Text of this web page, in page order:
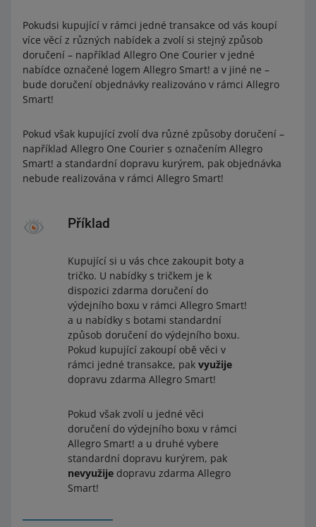
Pokudsi kupující v rámci jedné transakce od vás koupí
více věcí z různých nabídek a zvolí si stejný způsob
doručení – například Allegro One Courier v jedné
nabídce označené logem Allegro Smart! a v jiné ne –
bude doručení objednávky realizováno v rámci Allegro
Smart!
Pokud však kupující zvolí dva různé způsoby doručení –
například Allegro One Courier s označením Allegro
Smart! a standardní dopravu kurýrem, pak objednávka
nebude realizována v rámci Allegro Smart!
Příklad
Kupující si u vás chce zakoupit boty a
tričko. U nabídky s tričkem je k
dispozici zdarma doručení do
výdejního boxu v rámci Allegro Smart!
a u nabídky s botami standardní
způsob doručení do výdejního boxu.
Pokud kupující zakoupí obě věci v
rámci jedné transakce, pak využije
dopravu zdarma Allegro Smart!
Pokud však zvolí u jedné věci
doručení do výdejního boxu v rámci
Allegro Smart! a u druhé vybere
standardní dopravu kurýrem, pak
nevyužije dopravu zdarma Allegro
Smart!